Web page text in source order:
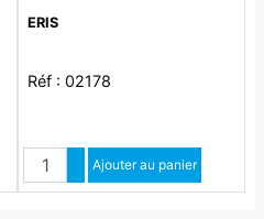
ERIS
Réf : 02178
QuantitéAugmenter quantité
Diminuer quantité
Ajouter au panier